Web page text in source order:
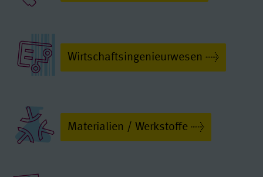
Wirtschaftsingenieurwesen
Materialien / Werkstoffe